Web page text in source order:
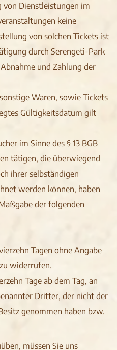
von Dienstleistungen im
keine
von solchen Tickets ist
durch Serengeti-Park
und Zahlung der
Waren, sowie Tickets
Gültigkeitsdatum gilt
im Sinne des § 13 BGB
tätigen, die überwiegend
ihrer selbständigen
werden können, haben
der folgenden
Tagen ohne Angabe
widerrufen.
Tage ab dem Tag, an
Dritter, der nicht der
genommen haben bzw.
müssen Sie uns